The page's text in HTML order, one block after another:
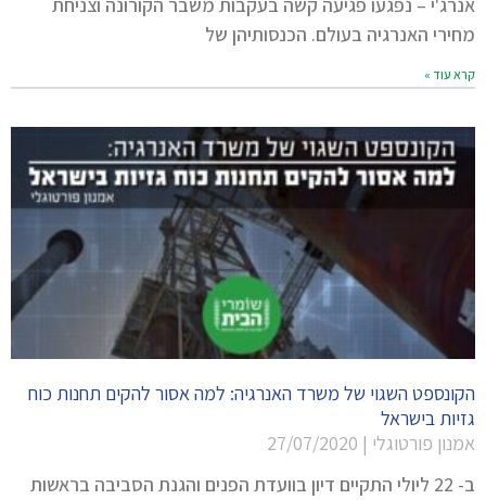
מחירי האנרגיה בעולם. הכנסותיהן של
קרא עוד »
הקונספט השגוי של משרד האנרגיה: למה אסור להקים תחנות כוח
גזיות בישראל
אמנון פורטוגלי
ב- 22 ליולי התקיים דיון בוועדת הפנים והגנת הסביבה בראשות